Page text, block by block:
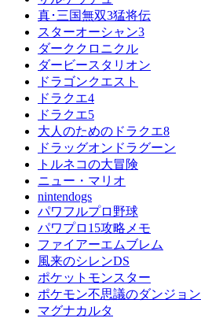
真･三国無双3猛将伝
スターオーシャン3
ダーククロニクル
ダービースタリオン
ドラゴンクエスト
ドラクエ4
ドラクエ5
大人のためのドラクエ8
ドラッグオンドラグーン
トルネコの大冒険
ニュー・マリオ
nintendogs
パワフルプロ野球
パワプロ15攻略メモ
ファイアーエムブレム
風来のシレンDS
ポケットモンスター
ポケモン不思議のダンジョン
マグナカルタ